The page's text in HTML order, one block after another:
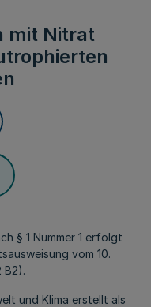
mit Nitrat
§ 1 Nummer 1 erfolgt
vom 10.
B2).
und Klima erstellt als